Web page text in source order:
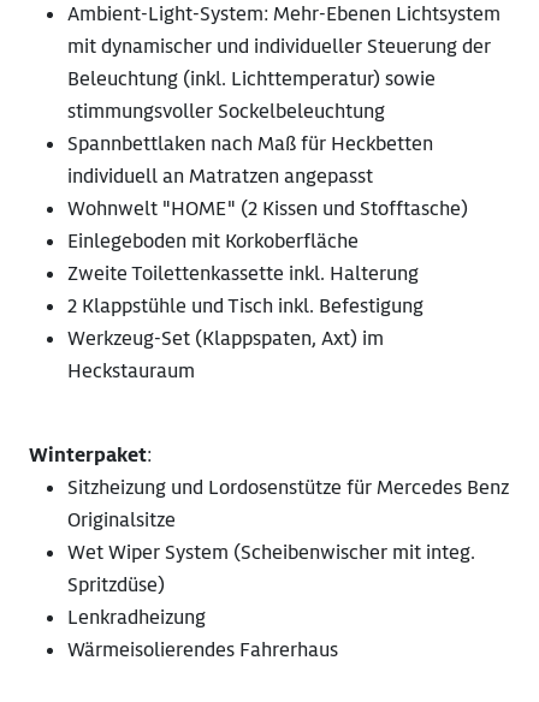
Ambient-Light-System: Mehr-Ebenen Lichtsystem
mit dynamischer und individueller Steuerung der
Beleuchtung (inkl. Lichttemperatur) sowie
stimmungsvoller Sockelbeleuchtung
Spannbettlaken nach Maß für Heckbetten
individuell an Matratzen angepasst
Wohnwelt "HOME" (2 Kissen und Stofftasche)
Einlegeboden mit Korkoberfläche
Zweite Toilettenkassette inkl. Halterung
2 Klappstühle und Tisch inkl. Befestigung
Werkzeug-Set (Klappspaten, Axt) im
Heckstauraum
Winterpaket:
Sitzheizung und Lordosenstütze für Mercedes Benz
Originalsitze
Wet Wiper System (Scheibenwischer mit integ.
Spritzdüse)
Lenkradheizung
Wärmeisolierendes Fahrerhaus